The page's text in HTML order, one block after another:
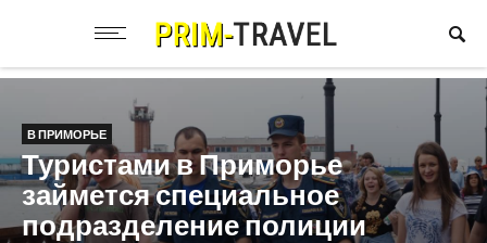
В ПРИМОРЬЕ
Туристами в Приморье
займется специальное
подразделение полиции